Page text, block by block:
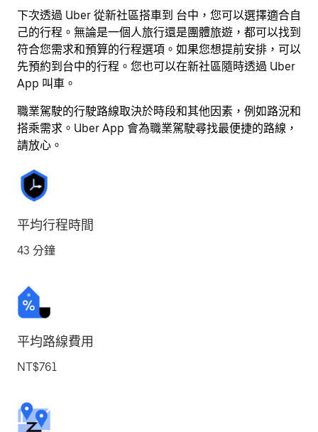
開
按
鈕
即
可
關
閉
行
事
下次透過 Uber 從新社區搭車到 台中，您可以選擇適合自
己的行程。無論是一個人旅行還是團體旅遊，都可以找到
符合您需求和預算的行程選項。如果您想提前安排，可以
先預約到台中的行程。您也可以在新社區隨時透過 Uber
App 叫車。
職業駕駛的行駛路線取決於時段和其他因素，例如路況和
搭乘需求。Uber App 會為職業駕駛尋找最便捷的路線，
請放心。
平均行程時間
43 分鐘
平均路線費用
NT$761